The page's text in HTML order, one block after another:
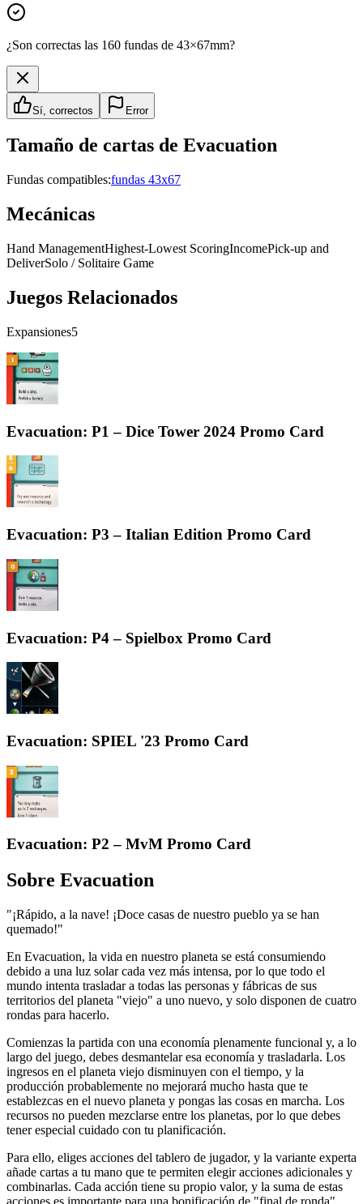
¿Son correctas las 160 fundas de 43×67mm?
Sí, correctos Error
Tamaño de cartas de Evacuation
Fundas compatibles:fundas 43x67
Mecánicas
Hand ManagementHighest-Lowest ScoringIncomePick-up and
DeliverSolo / Solitaire Game
Juegos Relacionados
Expansiones5
Evacuation: P1 – Dice Tower 2024 Promo Card
Evacuation: P3 – Italian Edition Promo Card
Evacuation: P4 – Spielbox Promo Card
Evacuation: SPIEL '23 Promo Card
Evacuation: P2 – MvM Promo Card
Sobre Evacuation
"¡Rápido, a la nave! ¡Doce casas de nuestro pueblo ya se han
quemado!"
En Evacuation, la vida en nuestro planeta se está consumiendo
debido a una luz solar cada vez más intensa, por lo que todo el
mundo intenta trasladar a todas las personas y fábricas de sus
territorios del planeta "viejo" a uno nuevo, y solo disponen de cuatro
rondas para hacerlo.
Comienzas la partida con una economía plenamente funcional y, a lo
largo del juego, debes desmantelar esa economía y trasladarla. Los
ingresos en el planeta viejo disminuyen con el tiempo, y la
producción probablemente no mejorará mucho hasta que te
establezcas en el nuevo planeta y pongas las cosas en marcha. Los
recursos no pueden mezclarse entre los planetas, por lo que debes
tener especial cuidado con tu planificación.
Para ello, eliges acciones del tablero de jugador, y la variante experta
añade cartas a tu mano que te permiten elegir acciones adicionales y
combinarlas. Cada acción tiene su propio valor, y la suma de estas